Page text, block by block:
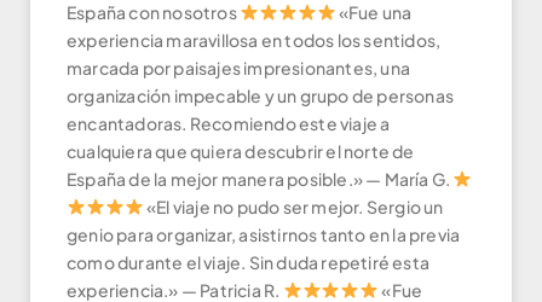
España con nosotros
«Fue una
experiencia maravillosa en todos los sentidos,
marcada por paisajes impresionantes, una
organización impecable y un grupo de personas
encantadoras. Recomiendo este viaje a
cualquiera que quiera descubrir el norte de
España de la mejor manera posible.» — María G.
«El viaje no pudo ser mejor. Sergio un
genio para organizar, asistirnos tanto en la previa
como durante el viaje. Sin duda repetiré esta
experiencia.» — Patricia R.
«Fue